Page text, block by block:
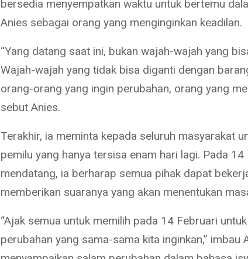
bersedia menyempatkan waktu untuk bertemu
Anies sebagai orang yang menginginkan keadilan.
“Yang datang saat ini, bukan wajah-wajah yang
Wajah-wajah yang tidak bisa diganti dengan
orang-orang yang ingin perubahan, orang yang
sebut Anies.
Terakhir, ia meminta kepada seluruh masyarakat
pemilu yang hanya tersisa enam hari lagi. Pada
mendatang, ia berharap semua pihak dapat
memberikan suaranya yang akan menentukan
“Ajak semua untuk memilih pada 14 Februari
perubahan yang sama-sama kita inginkan,” imbau